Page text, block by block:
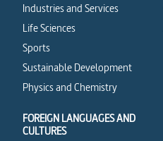
Industries and Services
Life Sciences
Sports
Sustainable Development
Physics and Chemistry
FOREIGN LANGUAGES AND
CULTURES